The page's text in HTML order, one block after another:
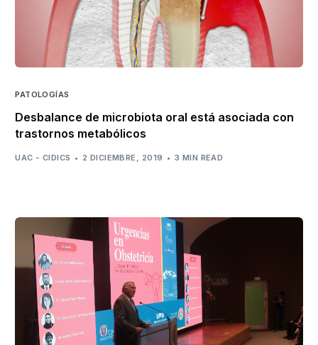
PATOLOGÍAS
Desbalance de microbiota oral está asociada con
trastornos metabólicos
UAC - CIDICS 2 DICIEMBRE, 2019 3 MIN READ